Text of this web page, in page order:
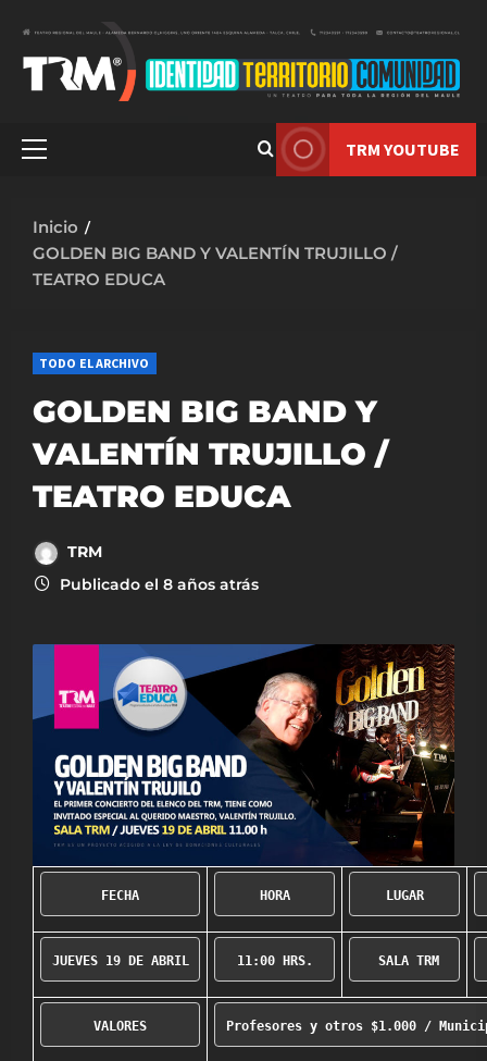
contenido
Menú
TRM YOUTUBE
Inicio
GOLDEN BIG BAND Y VALENTÍN TRUJILLO /
TEATRO EDUCA
TODO EL ARCHIVO
GOLDEN BIG BAND Y
VALENTÍN TRUJILLO /
TEATRO EDUCA
TRM
Publicado el 8 años atrás
FECHA HORA LUGAR
JUEVES 19 DE ABRIL 11:00 HRS. SALA TRM
VALORES Profesores y otros $1.000 /